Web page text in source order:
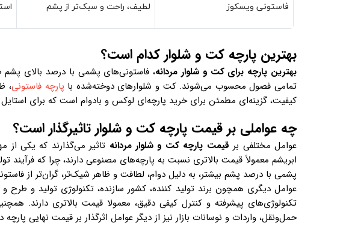
فاستونی ویسکوز
لطیف، راحت و سبک‌تر از پشم
بهترین پارچه‌ کت و شلوار کدام است؟
بهترین پارچه برای کت و شلوار مردانه، فاستونی‌های پشمی با درصد بالای پشم
تمامی فصول محسوب می‌شوند. کت و شلوارهای دوخته‌شده با پارچه فاستونی،
کیفیت، گزینه‌ای مطمئن برای خرید پارچه‌ای لوکس و بادوام است که برای
چه عواملی بر قیمت پارچه کت و شلوار تاثیرگذار است؟
عوامل مختلفی بر قیمت پارچه کت و شلوار مردانه تاثیر می‌گذارند که یکی از
ابریشم معمولاً قیمت بالاتری نسبت به پارچه‌های مصنوعی دارند، چرا که فرآیند
پشمی با درصد پشم بیشتر، به دلیل دوام، لطافت و ظاهر شیک‌تر، گران‌تر از
عوامل دیگری همچون برند تولید کننده، کشور سازنده، تکنولوژی تولید و طرح
تکنولوژی‌های پیشرفته و کنترل کیفی دقیق، معمولا قیمت بالاتری دارند.
حمل‌ونقل، واردات و نوسانات بازار نیز از دیگر عوامل اثرگذار بر قیمت نهایی پارچه